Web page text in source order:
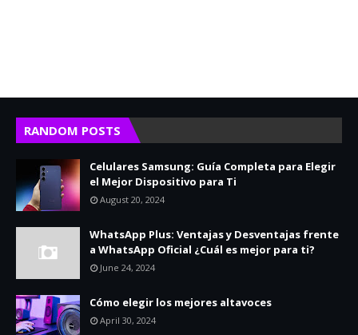
RANDOM POSTS
Celulares Samsung: Guía Completa para Elegir
el Mejor Dispositivo para Ti
August 20, 2024
WhatsApp Plus: Ventajas y Desventajas frente
a WhatsApp Oficial ¿Cuál es mejor para ti?
June 24, 2024
Cómo elegir los mejores altavoces
April 30, 2024